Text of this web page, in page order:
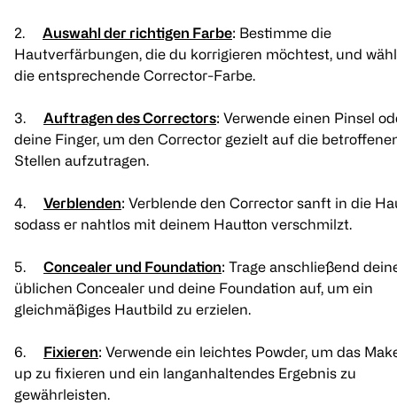
2. Auswahl der richtigen Farbe: Bestimme die
Hautverfärbungen, die du korrigieren möchtest, und
die entsprechende Corrector-Farbe.
3. Auftragen des Correctors: Verwende einen Pinsel
deine Finger, um den Corrector gezielt auf die
Stellen aufzutragen.
4. Verblenden: Verblende den Corrector sanft in die
sodass er nahtlos mit deinem Hautton verschmilzt.
5. Concealer und Foundation: Trage anschließend
üblichen Concealer und deine Foundation auf, um ein
gleichmäßiges Hautbild zu erzielen.
6. Fixieren: Verwende ein leichtes Powder, um das
up zu fixieren und ein langanhaltendes Ergebnis zu
gewährleisten.